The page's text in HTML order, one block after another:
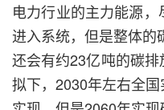
电力行业的主力能源
进入系统，但是整体
还会有约23亿吨的碳
拟下，2030年左右全